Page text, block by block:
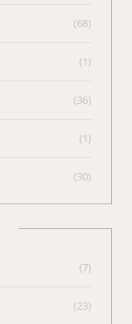
(68)
(1)
(36)
(1)
(30)
(7)
(23)